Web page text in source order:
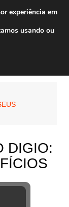
DIGIO:
experiência em
usando ou